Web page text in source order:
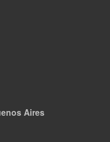
Aires